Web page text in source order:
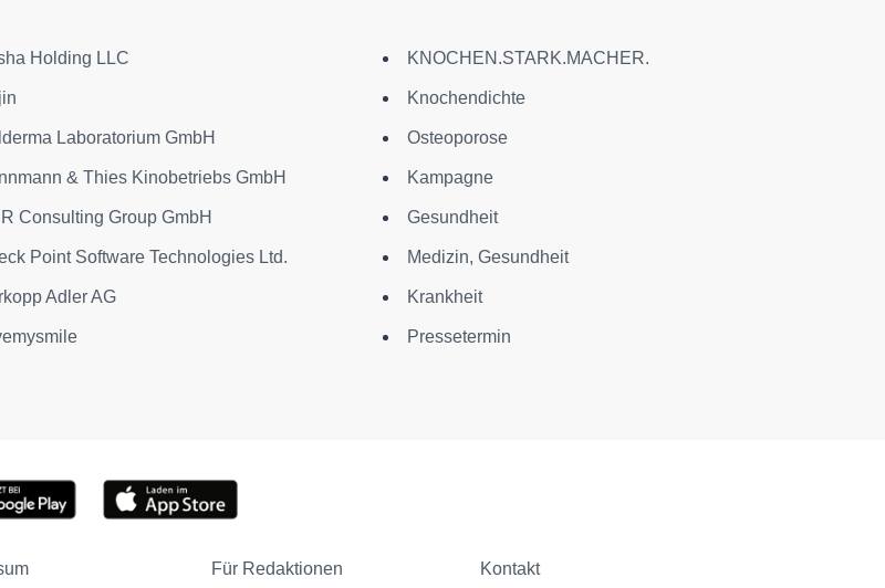
Holding LLC
Laboratorium GmbH
& Thies Kinobetriebs GmbH
Consulting Group GmbH
Point Software Technologies Ltd.
Adler AG
KNOCHEN.STARK.MACHER.
Knochendichte
Osteoporose
Kampagne
Gesundheit
Medizin, Gesundheit
Krankheit
Pressetermin
Für Redaktionen
Kontakt